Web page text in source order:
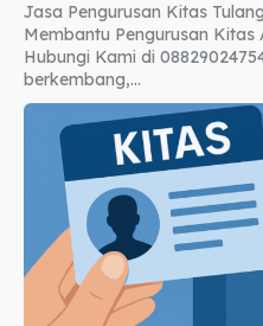
Jasa Pengurusan Kitas
Membantu Pengurusan
Hubungi Kami di
berkembang,...